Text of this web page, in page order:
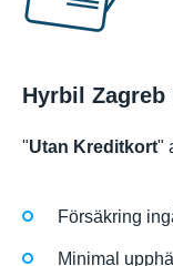
Hyrbil
"Utan Kreditkort"
Försäkring
Minimal